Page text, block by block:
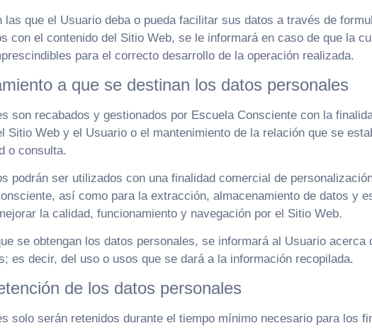
las que el Usuario deba o pueda facilitar sus datos a través de
con el contenido del Sitio Web, se le informará en caso de que la
para el correcto desarrollo de la operación realizada.
a que se destinan los datos personales
son recabados y gestionados por Escuela Consciente con la
Sitio Web y el Usuario o el mantenimiento de la relación que se
o consulta.
podrán ser utilizados con una finalidad comercial de
así como para la extracción, almacenamiento de datos y
la calidad, funcionamiento y navegación por el Sitio Web.
se obtengan los datos personales, se informará al Usuario
es decir, del uso o usos que se dará a la información recopilada.
de los datos personales
solo serán retenidos durante el tiempo mínimo necesario para los